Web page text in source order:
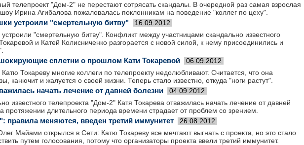
телепроект "Дом-2" не перестают сотрясать скандалы. В очередной раз самая взрослая
Ирина Агибалова пожаловалась поклонникам на поведение "коллег по цеху".
устроили "смертельную битву" 16.09.2012
"смертельную битву". Конфликт между участницами скандально известного
и Катей Колисниченко разгорается с новой силой, к нему присоединились и
сплетни о прошлом Кати Токаревой 06.09.2012
Токареву многие коллеги по телепроекту недолюбливают. Считается, что она
канючит и жалуется о своей жизни. Теперь стало известно, откуда "ноги растут".
начать лечение от давней болезни 04.09.2012
известного телепроекта "Дом-2" Катя Токарева отважилась начать лечение от давней
протяжении длительного периода времени страдает от проблем со зрением.
правила меняются, введен третий иммунитет 26.08.2012
Майами открылся в Сети: Катю Токареву все мечтают выгнать с проекта, но это стало
путем голосования, потому что организаторы проекта ввели третий иммунитет.